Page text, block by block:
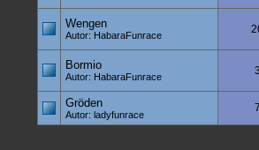
Wengen
Autor: HabaraFunrace
Bormio
Autor: HabaraFunrace
Gröden
Autor: ladyfunrace